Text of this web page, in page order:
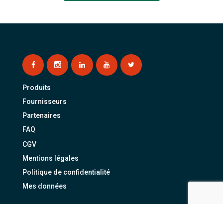
Produits
Fournisseurs
Partenaires
FAQ
CGV
Mentions légales
Politique de confidentialité
Mes données